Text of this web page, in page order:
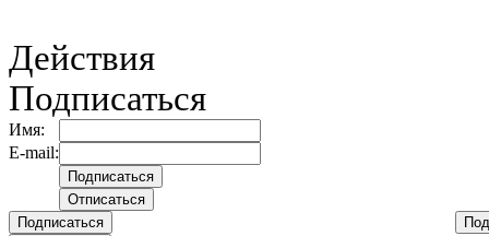
Действия
Подписаться
Имя:
E-mail:
Подписаться